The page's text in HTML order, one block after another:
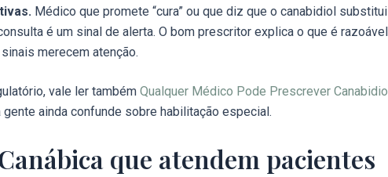
Médico que promete “cura” ou que diz que o canabidiol substitui
é um sinal de alerta. O bom prescritor explica o que é razoável
merecem atenção.
vale ler também Qualquer Médico Pode Prescrever Canabidiol
ainda confunde sobre habilitação especial.
que atendem pacientes